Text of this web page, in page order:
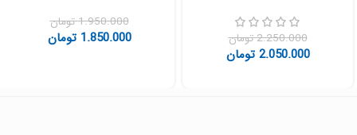
2.250.000تومان
2.050.000 تومان
1.950.000تومان
1.850.000 تومان